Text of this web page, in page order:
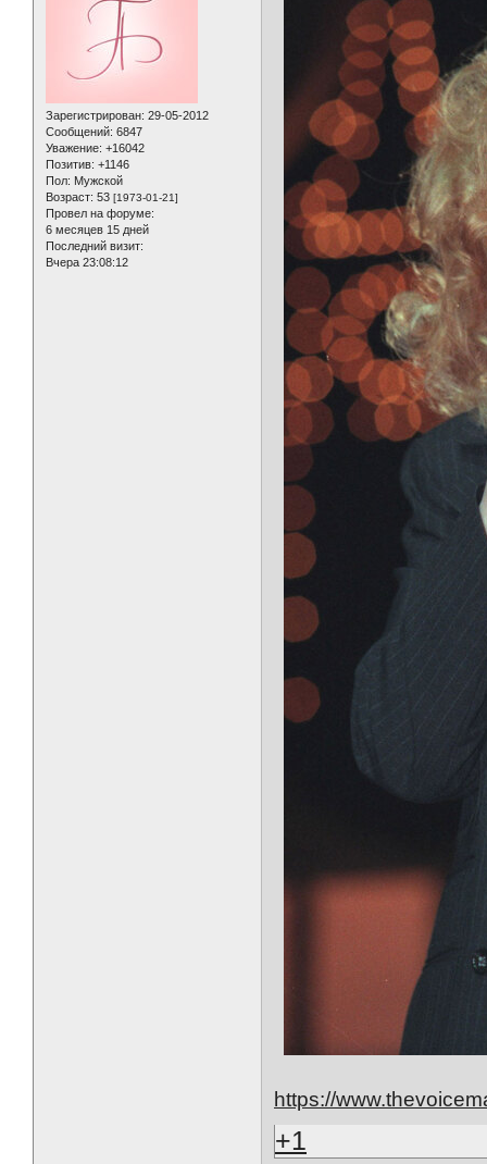
Зарегистрирован: 29-05-2012
Сообщений: 6847
Уважение: +16042
Позитив: +1146
Пол: Мужской
Возраст: 53 [1973-01-21]
Провел на форуме:
6 месяцев 15 дней
Последний визит:
Вчера 23:08:12
https://
+1